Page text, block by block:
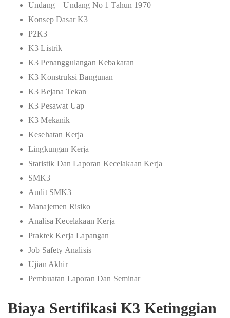
Undang – Undang No 1 Tahun 1970
Konsep Dasar K3
P2K3
K3 Listrik
K3 Penanggulangan Kebakaran
K3 Konstruksi Bangunan
K3 Bejana Tekan
K3 Pesawat Uap
K3 Mekanik
Kesehatan Kerja
Lingkungan Kerja
Statistik Dan Laporan Kecelakaan Kerja
SMK3
Audit SMK3
Manajemen Risiko
Analisa Kecelakaan Kerja
Praktek Kerja Lapangan
Job Safety Analisis
Ujian Akhir
Pembuatan Laporan Dan Seminar
Biaya Sertifikasi K3 Ketinggian